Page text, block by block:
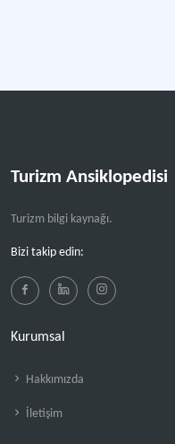
Turizm Ansiklopedisi
Turizm bilgi kaynağı.
Bizi takip edin:
Kurumsal
Hakkımızda
İletişim